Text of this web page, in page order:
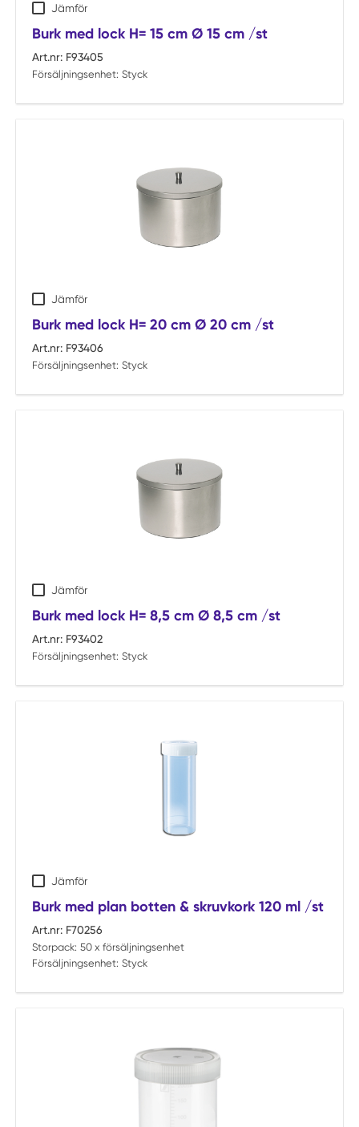
Jämför
Burk med lock H= 15 cm Ø 15 cm /st
Art.nr: F93405
Försäljningsenhet: Styck
Jämför
Burk med lock H= 20 cm Ø 20 cm /st
Art.nr: F93406
Försäljningsenhet: Styck
Jämför
Burk med lock H= 8,5 cm Ø 8,5 cm /st
Art.nr: F93402
Försäljningsenhet: Styck
Jämför
Burk med plan botten & skruvkork 120 ml /st
Art.nr: F70256
Storpack: 50 x försäljningsenhet
Försäljningsenhet: Styck